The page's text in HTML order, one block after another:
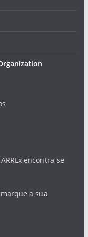
encontra-se
a sua